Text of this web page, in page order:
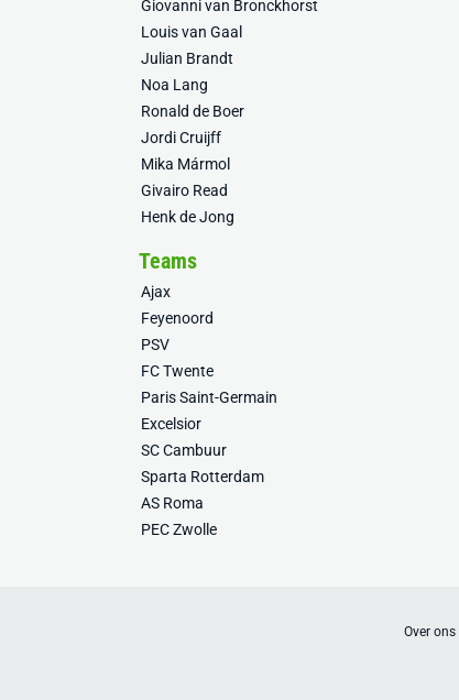
Giovanni van Bronckhorst
Louis van Gaal
Julian Brandt
Noa Lang
Ronald de Boer
Jordi Cruijff
Mika Mármol
Givairo Read
Henk de Jong
Teams
Ajax
Feyenoord
PSV
FC Twente
Paris Saint-Germain
Excelsior
SC Cambuur
Sparta Rotterdam
AS Roma
PEC Zwolle
Over ons